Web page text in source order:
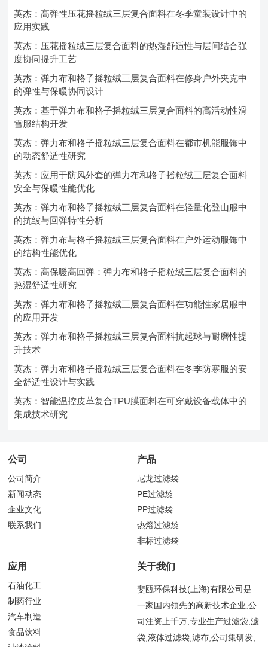
英杰：高弹性压花摇粒绒三层复合面料在冬季童装设计中的
应用实践
英杰：压花摇粒绒三层复合面料的热湿舒适性与层间结合强
度协同提升工艺
英杰：弹力布和格子摇粒绒三层复合面料在修身户外夹克中
的弹性与保暖协同设计
英杰：基于弹力布和格子摇粒绒三层复合面料的高活动性滑
雪服结构开发
英杰：弹力布和格子摇粒绒三层复合面料在都市机能服饰中
的动态舒适性研究
英杰：应用于防风外套的弹力布和格子摇粒绒三层复合面料
安全与保暖性能优化
英杰：弹力布和格子摇粒绒三层复合面料在轻量化登山服中
的抗皱与回弹特性分析
英杰：弹力布与格子摇粒绒三层复合面料在户外运动服饰中
的结构性能优化
英杰：高保暖高回弹：弹力布和格子摇粒绒三层复合面料的
热湿舒适性研究
英杰：弹力布和格子摇粒绒三层复合面料在功能性家居服中
的应用开发
英杰：弹力布和格子摇粒绒三层复合面料抗起球与耐磨性提
升技术
英杰：弹力布和格子摇粒绒三层复合面料在冬季防寒服的安
全舒适性设计与实践
英杰：智能温控皮革复合TPU膜面料在可穿戴设备载体中的
集成技术研究
公司
公司简介
新闻动态
企业文化
联系我们
产品
尼龙过滤袋
PE过滤袋
PP过滤袋
热熔过滤袋
非标过滤袋
应用
石油化工
制药行业
汽车制造
食品饮料
关于我们
斐瓯环保科技(上海)有限公司是
一家国内领先的高新技术企业,公
司注资上千万,专业生产过滤袋,滤
袋,液体过滤袋,滤布,公司集研发,